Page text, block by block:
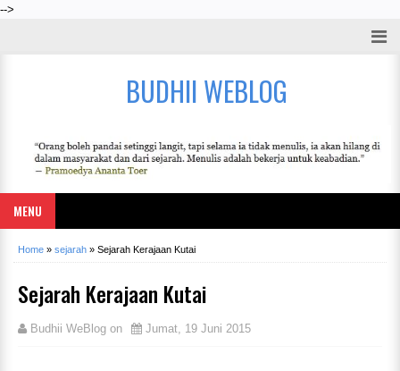
-->
BUDHII WEBLOG
MENU
Home » sejarah » Sejarah Kerajaan Kutai
Sejarah Kerajaan Kutai
Budhii WeBlog on Jumat, 19 Juni 2015